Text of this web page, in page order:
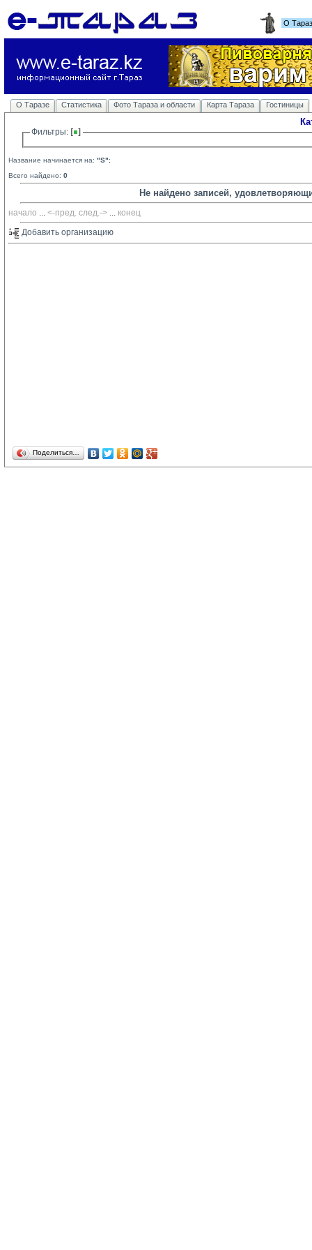
О
О Таразе Статистика Фото Тараза и области Карта Тараза Гостиницы
Фильтры:
Название начинается на: "S";
Всего найдено: 0
Не найдено записей,
начало ... <-пред. след.-> ... конец
Добавить организацию
Поделиться…